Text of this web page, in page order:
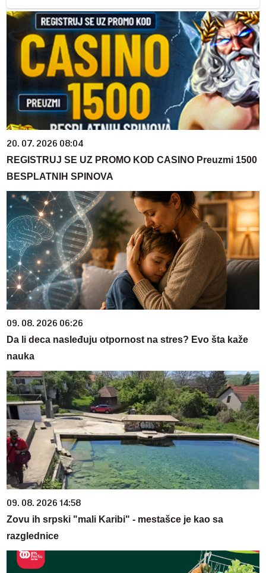
20. 07. 2026 08:04
REGISTRUJ SE UZ PROMO KOD CASINO Preuzmi 1500
BESPLATNIH SPINOVA
09. 08. 2026 06:26
Da li deca nasleđuju otpornost na stres? Evo šta kaže
nauka
09. 08. 2026 14:58
Zovu ih srpski "mali Karibi" - mestašce je kao sa
razglednice